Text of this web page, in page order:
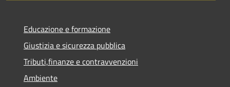
Educazione e formazione
Giustizia e sicurezza pubblica
Tributi,finanze e contravvenzioni
Ambiente